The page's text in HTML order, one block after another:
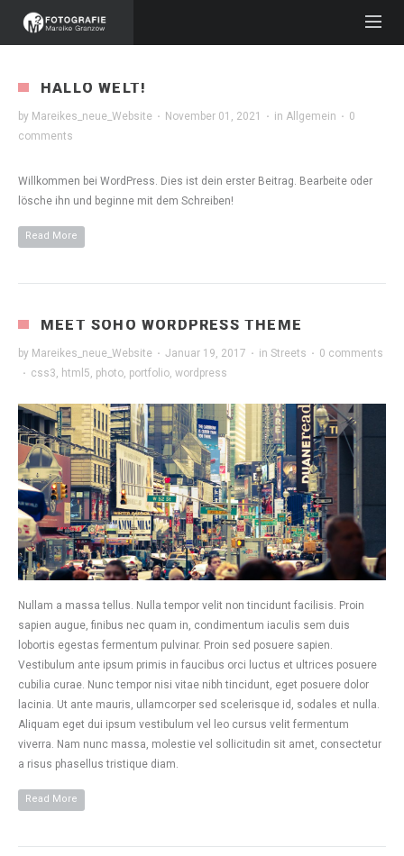
HALLO WELT!
by Mareikes_neue_Website · November 01, 2021 · in Allgemein · 0
comments
Willkommen bei WordPress. Dies ist dein erster Beitrag. Bearbeite oder
lösche ihn und beginne mit dem Schreiben!
Read More
MEET SOHO WORDPRESS THEME
by Mareikes_neue_Website · Januar 19, 2017 · in Streets · 0 comments
· css3, html5, photo, portfolio, wordpress
Nullam a massa tellus. Nulla tempor velit non tincidunt facilisis. Proin
sapien augue, finibus nec quam in, condimentum iaculis sem duis
lobortis egestas fermentum pulvinar. Proin sed posuere sapien.
Vestibulum ante ipsum primis in faucibus orci luctus et ultrices posuere
cubilia curae. Nunc tempor nisi vitae nibh tincidunt, eget posuere dolor
lacinia. Ut ante mauris, ullamcorper sed scelerisque id, sodales et nulla.
Aliquam eget dui ipsum vestibulum vel leo cursus velit fermentum
viverra. Nam nunc massa, molestie vel sollicitudin sit amet, consectetur
a risus phasellus tristique diam.
Read More